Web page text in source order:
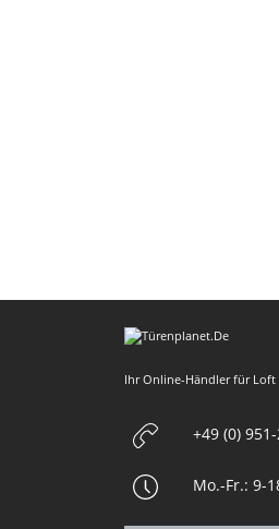
Ihr Online-Händler für
+49 (0)
Mo.-Fr.: 9-